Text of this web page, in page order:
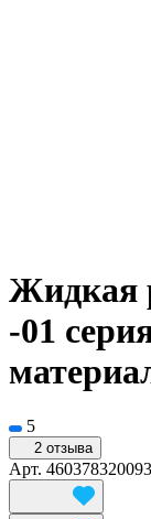
Жидкая
-01
5
2 отзыва
Арт.